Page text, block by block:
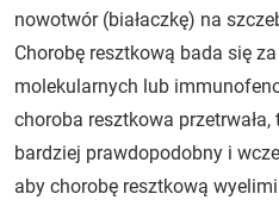
nowotwór (białaczkę) na
Chorobę resztkową bada się
molekularnych lub
choroba resztkowa
bardziej prawdopodobny i
aby chorobę resztkową